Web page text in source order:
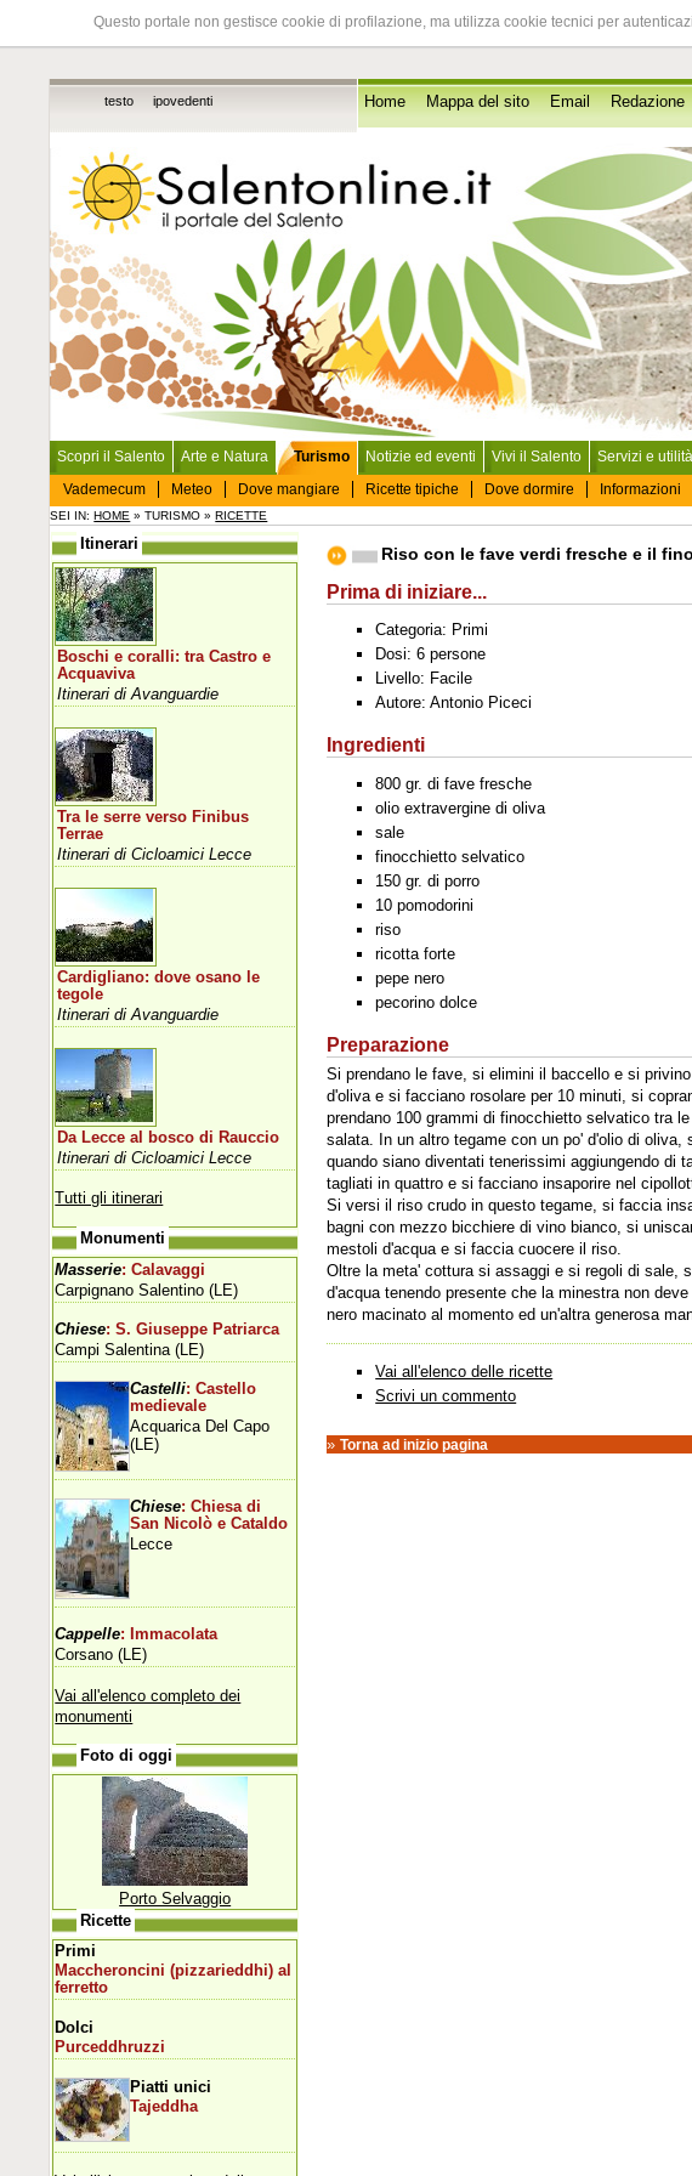
Questo portale non gestisce cookie di profilazione, ma utilizza cookie tecnici per
testo ipovedenti Home Mappa del sito Email Redazione
Scopri il Salento Arte e Natura
Turismo
Vademecum
Meteo Dove mangiare Ricette tipiche Dove dormire Informazioni
Notizie ed eventi Vivi il Salento Servizi e utilità
SEI IN:HOME » TURISMO »RICETTE
Riso con le fave verdi fresche e il
Prima di iniziare...
Categoria: Primi
Dosi: 6 persone
Livello: Facile
Autore: Antonio Piceci
Ingredienti
800 gr. di fave fresche
olio extravergine di oliva
sale
finocchietto selvatico
150 gr. di porro
10 pomodorini
riso
ricotta forte
pepe nero
pecorino dolce
Preparazione
Si prendano le fave, si elimini il baccello e si
d'oliva e si facciano rosolare per 10 minuti, si
prendano 100 grammi di finocchietto selvatico tra
salata. In un altro tegame con un po' d'olio di
quando siano diventati tenerissimi aggiungendo di
tagliati in quattro e si facciano insaporire nel
Si versi il riso crudo in questo tegame, si faccia
bagni con mezzo bicchiere di vino bianco, si
mestoli d'acqua e si faccia cuocere il riso.
Oltre la meta' cottura si assaggi e si regoli di sale,
d'acqua tenendo presente che la minestra non
nero macinato al momento ed un'altra generosa
Vai all'elenco delle ricette
Scrivi un commento
»Torna ad inizio pagina
Itinerari
Boschi e coralli: tra Castro e
Acquaviva
Itinerari di Avanguardie
Tra le serre verso Finibus
Terrae
Itinerari di Cicloamici Lecce
Cardigliano: dove osano le
tegole
Itinerari di Avanguardie
Da Lecce al bosco di Rauccio
Itinerari di Cicloamici Lecce
Tutti gli itinerari
Monumenti
Masserie: Calavaggi
Carpignano Salentino (LE)
Chiese: S. Giuseppe Patriarca
Campi Salentina (LE)
Castelli: Castello
medievale
Acquarica Del Capo
(LE)
Chiese: Chiesa di
San Nicolò e Cataldo
Lecce
Cappelle: Immacolata
Corsano (LE)
Vai all'elenco completo dei
monumenti
Foto di oggi
Porto Selvaggio
Ricette
Primi
Maccheroncini (pizzarieddhi) al
ferretto
Dolci
Purceddhruzzi
Piatti unici
Tajeddha